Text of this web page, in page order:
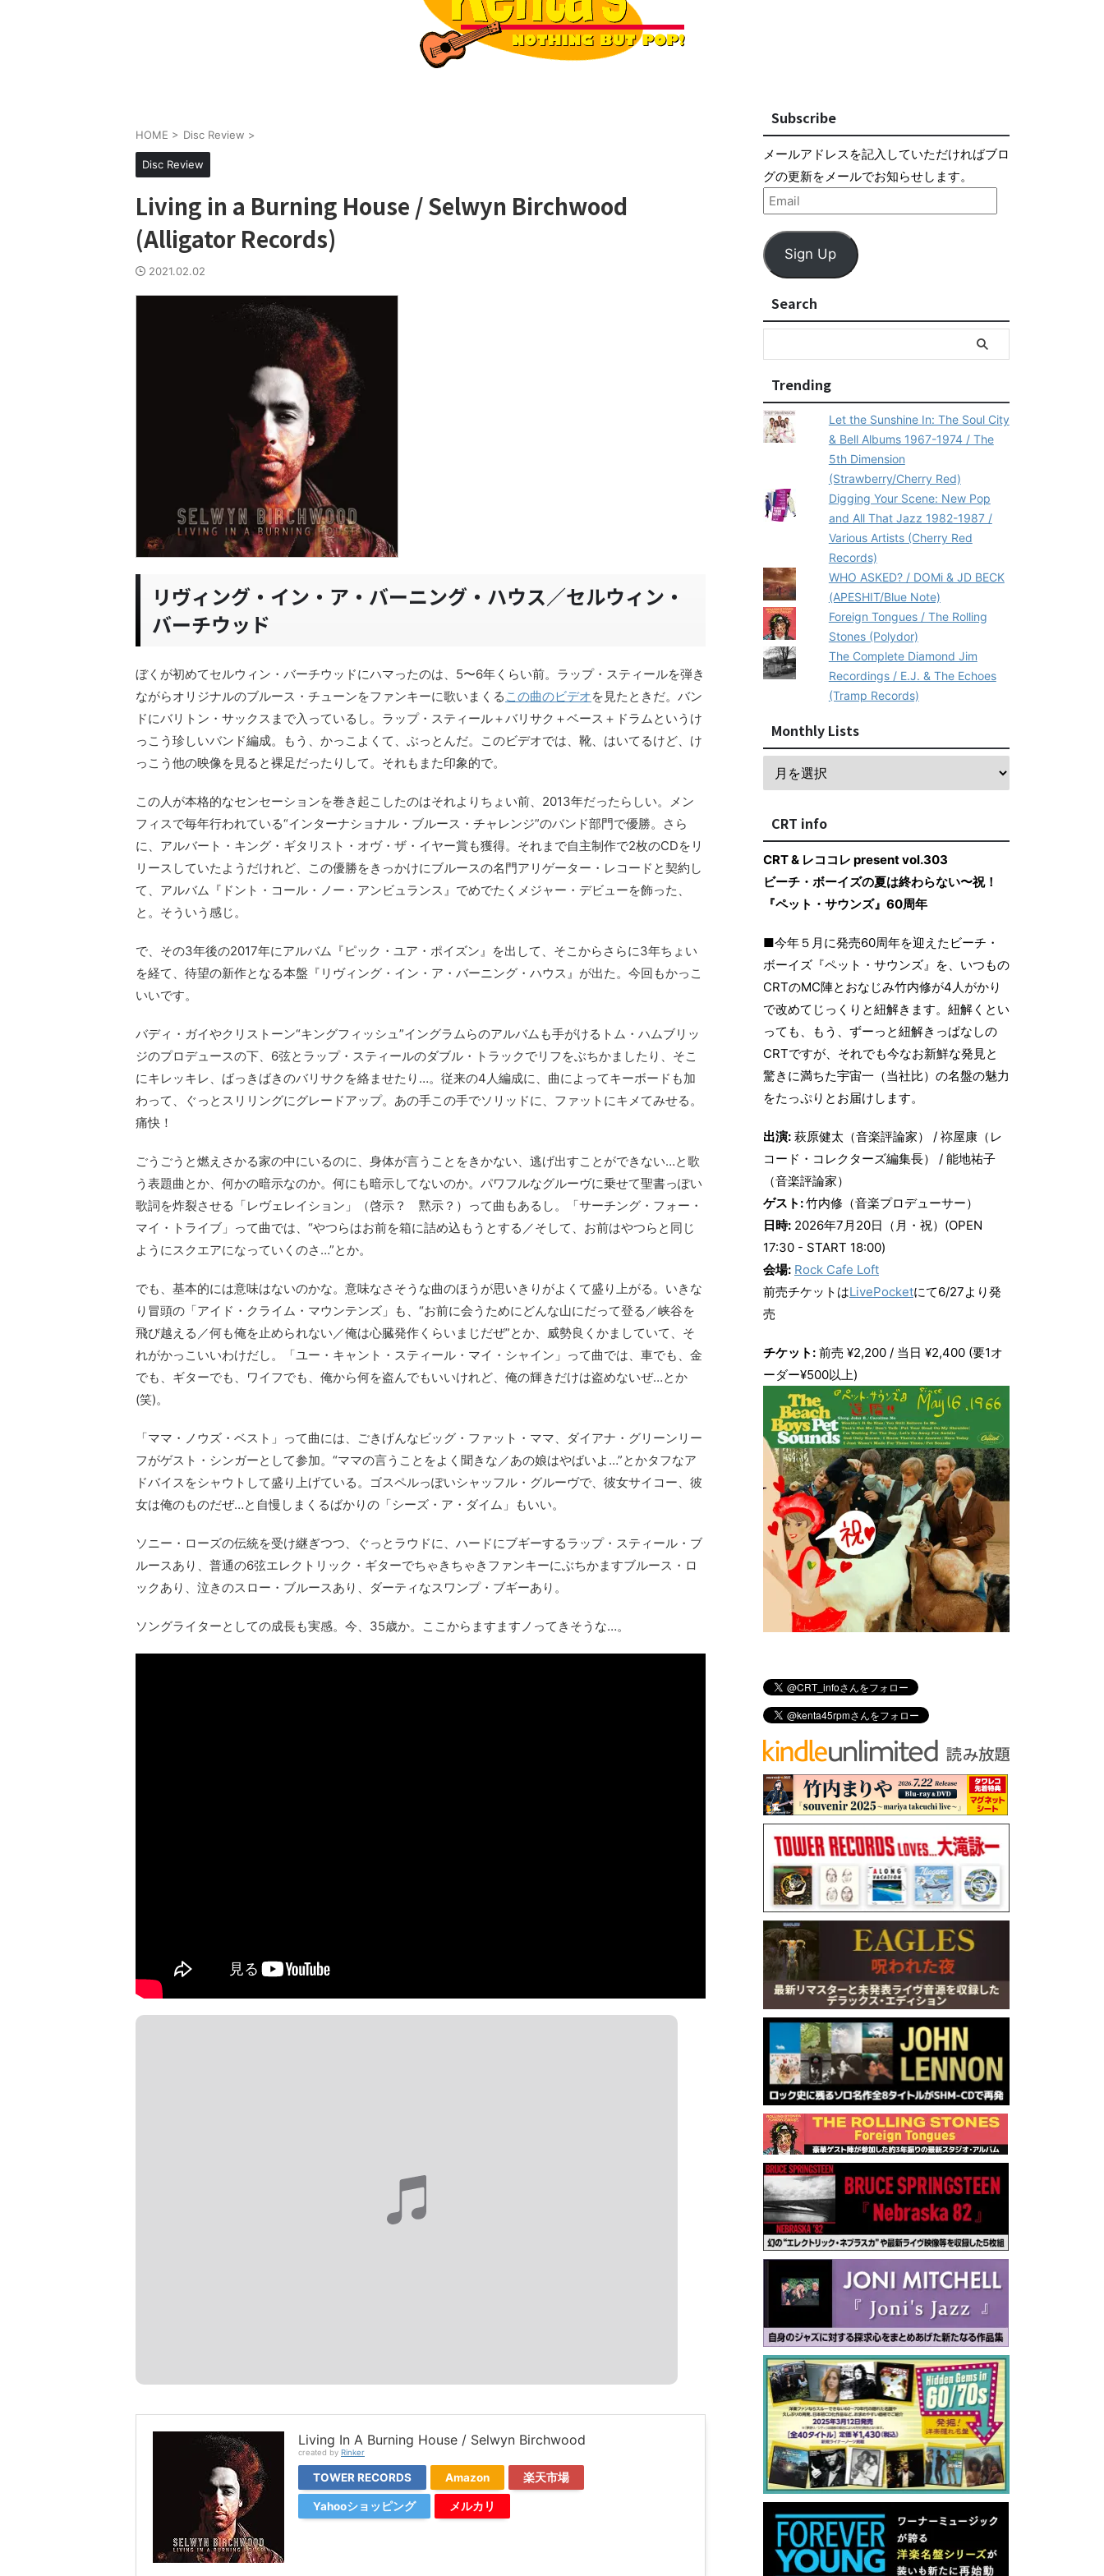
HOME > Disc Review >
Disc Review
Living in a Burning House / Selwyn Birchwood
(Alligator Records)
2021.02.02
リヴィング・イン・ア・バーニング・ハウス／セルウィン・
バーチウッド
ぼくが初めてセルウィン・バーチウッドにハマったのは、5〜6年くらい前。ラップ・スティールを弾き
ながらオリジナルのブルース・チューンをファンキーに歌いまくる この曲のビデオを見たときだ。バン
ドにバリトン・サックスまで入っているし。ラップ・スティール＋バリサク＋ベース＋ドラムというけ
っこう珍しいバンド編成。もう、かっこよくて、ぶっとんだ。このビデオでは、靴、はいてるけど、け
っこう他の映像を見ると裸足だったりして。それもまた印象的で。
この人が本格的なセンセーションを巻き起こしたのはそれよりちょい前、2013年だったらしい。メン
フィスで毎年行われている“インターナショナル・ブルース・チャレンジ”のバンド部門で優勝。さら
に、アルバート・キング・ギタリスト・オヴ・ザ・イヤー賞も獲得。それまで自主制作で2枚のCDをリ
リースしていたようだけれど、この優勝をきっかけにブルースの名門アリゲーター・レコードと契約し
て、アルバム『ドント・コール・ノー・アンビュランス』でめでたくメジャー・デビューを飾った、
と。そういう感じ。
で、その3年後の2017年にアルバム『ピック・ユア・ポイズン』を出して、そこからさらに3年ちょい
を経て、待望の新作となる本盤『リヴィング・イン・ア・バーニング・ハウス』が出た。今回もかっこ
いいです。
バディ・ガイやクリストーン“キングフィッシュ”イングラムらのアルバムも手がけるトム・ハムブリッ
ジのプロデュースの下、6弦とラップ・スティールのダブル・トラックでリフをぶちかましたり、そこ
にキレッキレ、ばっきばきのバリサクを絡ませたり…。従来の4人編成に、曲によってキーボードも加
わって、ぐっとスリリングにグレードアップ。あの手この手でソリッドに、ファットにキメてみせる。
痛快！
ごうごうと燃えさかる家の中にいるのに、身体が言うことをきかない、逃げ出すことができない…と歌
う表題曲とか、何かの暗示なのか。何にも暗示してないのか。パワフルなグルーヴに乗せて聖書っぽい
歌詞を炸裂させる「レヴェレイション」（啓示？ 黙示？）って曲もあるし。「サーチング・フォー・
マイ・トライブ」って曲では、“やつらはお前を箱に詰め込もうとする／そして、お前はやつらと同じ
ようにスクエアになっていくのさ…”とか。
でも、基本的には意味はないのかな。意味なさそうな曲のほうが思いきりがよくて盛り上がる。いきな
り冒頭の「アイド・クライム・マウンテンズ」も、“お前に会うためにどんな山にだって登る／峡谷を
飛び越える／何も俺を止められない／俺は心臓発作くらいまじだぜ”とか、威勢良くかましていて、そ
れがかっこいいわけだし。「ユー・キャント・スティール・マイ・シャイン」って曲では、車でも、金
でも、ギターでも、ワイフでも、俺から何を盗んでもいいけれど、俺の輝きだけは盗めないぜ…とか
(笑)。
「ママ・ノウズ・ベスト」って曲には、ごきげんなビッグ・ファット・ママ、ダイアナ・グリーンリー
フがゲスト・シンガーとして参加。“ママの言うことをよく聞きな／あの娘はやばいよ…”とかタフなア
ドバイスをシャウトして盛り上げている。ゴスペルっぽいシャッフル・グルーヴで、彼女サイコー、彼
女は俺のものだぜ…と自慢しまくるばかりの「シーズ・ア・ダイム」もいい。
ソニー・ローズの伝統を受け継ぎつつ、ぐっとラウドに、ハードにブギーするラップ・スティール・ブ
ルースあり、普通の6弦エレクトリック・ギターでちゃきちゃきファンキーにぶちかますブルース・ロ
ックあり、泣きのスロー・ブルースあり、ダーティなスワンプ・ブギーあり。
ソングライターとしての成長も実感。今、35歳か。ここからますますノってきそうな…。
Living In A Burning House / Selwyn Birchwood
created by Rinker
TOWER RECORDS Amazon 楽天市場
Yahooショッピング メルカリ
Subscribe
メールアドレスを記入していただければブロ
グの更新をメールでお知らせします。
Sign Up
Search
Trending
Let the Sunshine In: The Soul City
& Bell Albums 1967-1974 / The
5th Dimension
(Strawberry/Cherry Red)
Digging Your Scene: New Pop
and All That Jazz 1982-1987 /
Various Artists (Cherry Red
Records)
WHO ASKED? / DOMi & JD BECK
(APESHIT/Blue Note)
Foreign Tongues / The Rolling
Stones (Polydor)
The Complete Diamond Jim
Recordings / E.J. & The Echoes
(Tramp Records)
Monthly Lists
CRT info
CRT & レココレ present vol.303
ビーチ・ボーイズの夏は終わらない〜祝！
『ペット・サウンズ』60周年
■今年５月に発売60周年を迎えたビーチ・
ボーイズ『ペット・サウンズ』を、いつもの
CRTのMC陣とおなじみ竹内修が4人がかり
で改めてじっくりと紐解きます。紐解くとい
っても、もう、ずーっと紐解きっぱなしの
CRTですが、それでも今なお新鮮な発見と
驚きに満ちた宇宙一（当社比）の名盤の魅力
をたっぷりとお届けします。
出演: 萩原健太（音楽評論家） / 祢屋康（レ
コード・コレクターズ編集長） / 能地祐子
（音楽評論家）
ゲスト:竹内修（音楽プロデューサー）
日時: 2026年7月20日（月・祝）(OPEN
17:30 - START 18:00)
会場: Rock Cafe Loft
前売チケットはLivePocketにて6/27より発
売
チケット: 前売 ¥2,200 / 当日 ¥2,400 (要1オ
ーダー¥500以上)